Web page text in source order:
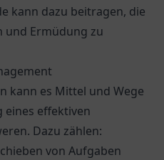
kann dazu beitragen, die
und Ermüdung zu
kann es Mittel und Wege
eines effektiven
Dazu zählen:
von Aufgaben